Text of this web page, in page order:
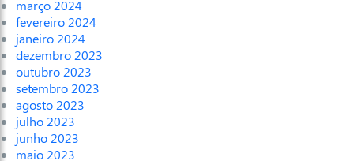
março 2024
fevereiro 2024
janeiro 2024
dezembro 2023
outubro 2023
setembro 2023
agosto 2023
julho 2023
junho 2023
maio 2023